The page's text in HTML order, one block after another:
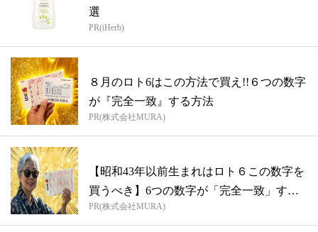
選
PR(iHerb)
８月のロト6はこの方法で買え!!６つの数字
が『完全一致』する方法
PR(株式会社MURA)
【昭和43年以前生まれはロト６この数字を
買うべき】6つの数字が「完全一致」する
方...
PR(株式会社MURA)